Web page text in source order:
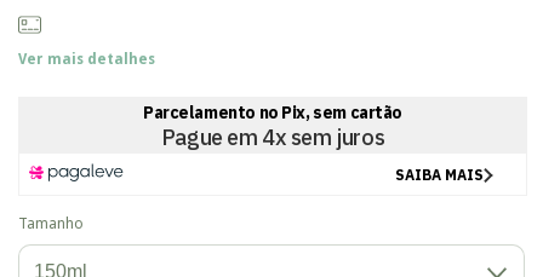
Ver mais detalhes
Tamanho